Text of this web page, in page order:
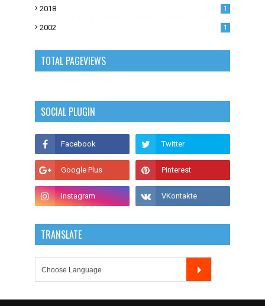
2018 1
2002 1
TOTAL PAGEVIEWS
SOCIAL PLUGIN
TRANSLATE